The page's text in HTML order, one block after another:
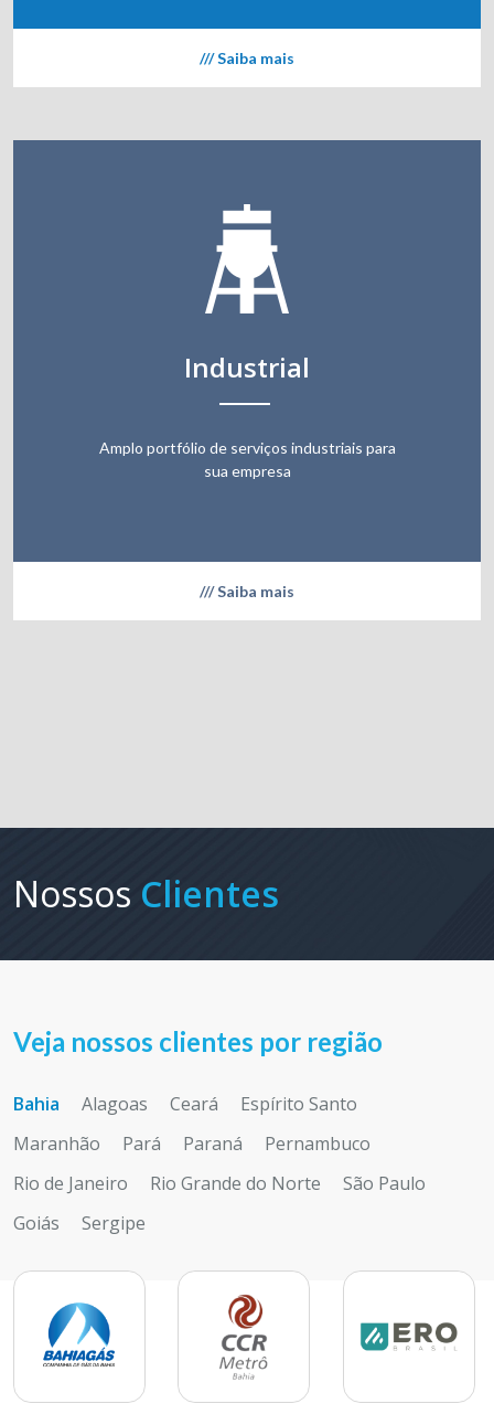
/// Saiba mais
Industrial
Amplo portfólio de serviços industriais para
sua empresa
/// Saiba mais
Nossos Clientes
Veja nossos clientes por região
Bahia Alagoas Ceará
Espírito Santo
Maranhão
Pará Paraná
Pernambuco
Rio de Janeiro
Rio Grande do Norte
São Paulo
Goiás
Sergipe